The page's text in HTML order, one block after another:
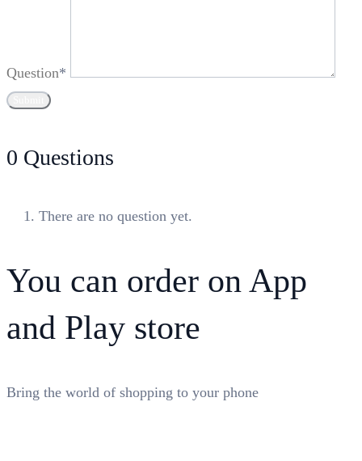
Question*
0 Questions
There are no question yet.
You can order on App
and Play store
Bring the world of shopping to your phone